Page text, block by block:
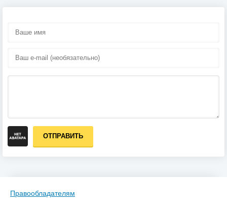
ОТПРАВИТЬ
Правообладателям